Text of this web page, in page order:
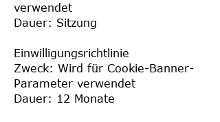
verwendet
Dauer: Sitzung
Einwilligungsrichtlinie
Zweck: Wird für Cookie-Banner-
Parameter verwendet
Dauer: 12 Monate